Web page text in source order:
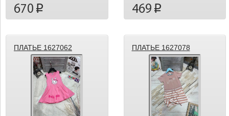
670 p 469 p
ПЛАТЬЕ 1627062 ПЛАТЬЕ 1627078